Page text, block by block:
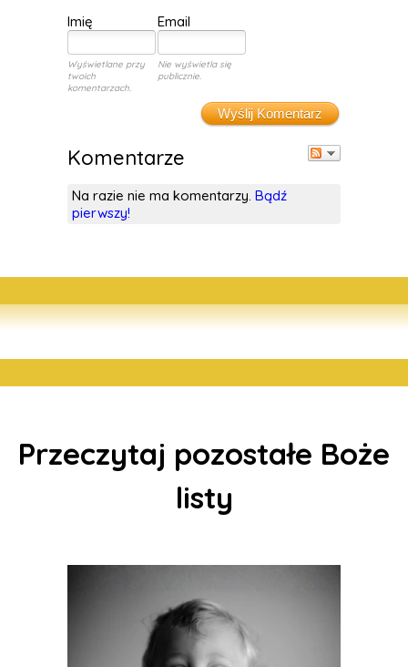
Komentarze
Na razie nie ma komentarzy. Bądź
pierwszy!
Imię Email
Wyświetlane przy
twoich
komentarzach.
Nie wyświetla się
publicznie.
Wyślij Komentarz
Przeczytaj pozostałe Boże
listy